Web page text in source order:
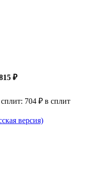
₽
704 ₽ в сплит
версия)